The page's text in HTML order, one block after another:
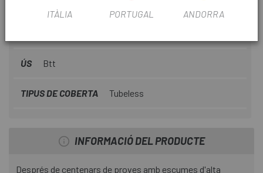
ÚS Btt
TIPUS DE COBERTA Tubeless
INFORMACIÓ DEL PRODUCTE
Després de centenars de proves amb escumes d'alta
ITÀLIA PORTUGAL ANDORRA